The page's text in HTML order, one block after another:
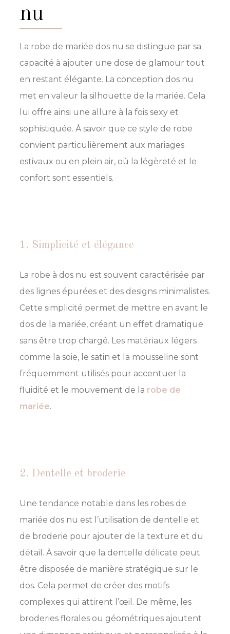
nu
La robe de mariée dos nu se distingue par sa
capacité à ajouter une dose de glamour tout
en restant élégante. La conception dos nu
met en valeur la silhouette de la mariée. Cela
lui offre ainsi une allure à la fois sexy et
sophistiquée. À savoir que ce style de robe
convient particulièrement aux mariages
estivaux ou en plein air, où la légèreté et le
confort sont essentiels.
1. Simplicité et élégance
La robe à dos nu est souvent caractérisée par
des lignes épurées et des designs minimalistes.
Cette simplicité permet de mettre en avant le
dos de la mariée, créant un effet dramatique
sans être trop chargé. Les matériaux légers
comme la soie, le satin et la mousseline sont
fréquemment utilisés pour accentuer la
fluidité et le mouvement de la robe de
mariée.
2. Dentelle et broderie
Une tendance notable dans les robes de
mariée dos nu est l’utilisation de dentelle et
de broderie pour ajouter de la texture et du
détail. À savoir que la dentelle délicate peut
être disposée de manière stratégique sur le
dos. Cela permet de créer des motifs
complexes qui attirent l’œil. De même, les
broderies florales ou géométriques ajoutent